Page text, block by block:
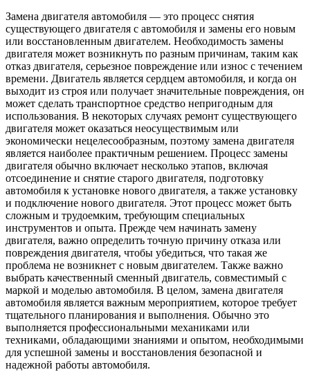
Замена двигателя автомобиля — это процесс снятия
существующего двигателя с автомобиля и замены его новым
или восстановленным двигателем. Необходимость замены
двигателя может возникнуть по разным причинам, таким как
отказ двигателя, серьезное повреждение или износ с течением
времени. Двигатель является сердцем автомобиля, и когда он
выходит из строя или получает значительные повреждения, он
может сделать транспортное средство непригодным для
использования. В некоторых случаях ремонт существующего
двигателя может оказаться неосуществимым или
экономически нецелесообразным, поэтому замена двигателя
является наиболее практичным решением. Процесс замены
двигателя обычно включает несколько этапов, включая
отсоединение и снятие старого двигателя, подготовку
автомобиля к установке нового двигателя, а также установку
и подключение нового двигателя. Этот процесс может быть
сложным и трудоемким, требующим специальных
инструментов и опыта. Прежде чем начинать замену
двигателя, важно определить точную причину отказа или
повреждения двигателя, чтобы убедиться, что такая же
проблема не возникнет с новым двигателем. Также важно
выбрать качественный сменный двигатель, совместимый с
маркой и моделью автомобиля. В целом, замена двигателя
автомобиля является важным мероприятием, которое требует
тщательного планирования и выполнения. Обычно это
выполняется профессиональными механиками или
техниками, обладающими знаниями и опытом, необходимыми
для успешной замены и восстановления безопасной и
надежной работы автомобиля.